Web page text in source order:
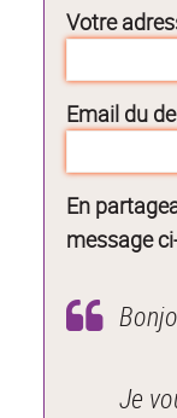
Votre
Email du
En
message
Je